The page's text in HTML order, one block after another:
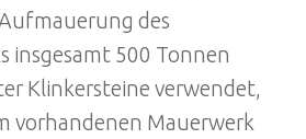
des
insgesamt 500 Tonnen
Klinkersteine verwendet,
vorhandenen Mauerwerk